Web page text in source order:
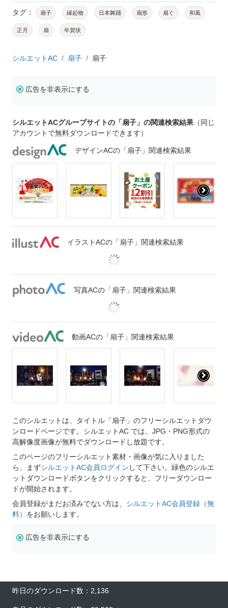
タグ： 扇子 縁起物 日本舞踊 扇形 扇ぐ 和風
正月 扇 年賀状
シルエットAC 扇子 扇子
広告を非表示にする
シルエットACグループサイトの「扇子」の関連検索結果 （同じ
アカウントで無料ダウンロードできます）
デザインACの「扇子」関連検索結果
イラストACの「扇子」関連検索結果
写真ACの「扇子」関連検索結果
動画ACの「扇子」関連検索結果
このシルエットは、タイトル「扇子」のフリーシルエットダウ
ンロードページです。シルエットAC では、JPG・PNG形式の
高解像度画像が無料でダウンロードし放題です。
このページのフリーシルエット素材・画像が気に入りました
ら、まずシルエットAC会員ログイン して下さい。緑色のシルエ
ットダウンロードボタンをクリックすると、フリーダウンロー
ドが開始されます。
会員登録がまだお済みでない方は、 シルエットAC会員登録（無
料） をお願いします。
広告を非表示にする
昨日のダウンロード数：2,136